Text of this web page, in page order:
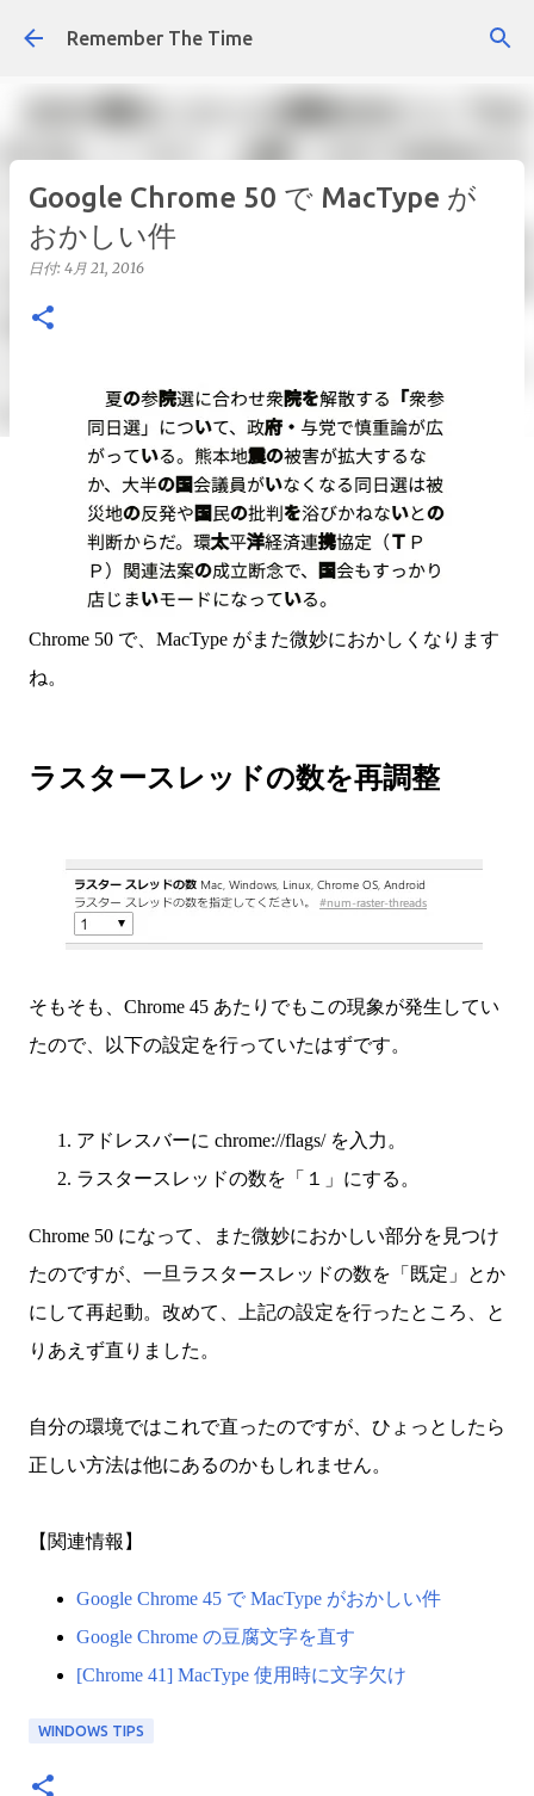
スキップしてメイン コンテンツに移動
Remember The Time
Google Chrome 50 で MacType が
おかしい件
日付: 4月 21, 2016
Chrome 50 で、MacType がまた微妙におかしくなります
ね。
ラスタースレッドの数を再調整
そもそも、Chrome 45 あたりでもこの現象が発生してい
たので、以下の設定を行っていたはずです。
アドレスバーに chrome://flags/ を入力。
ラスタースレッドの数を「１」にする。
Chrome 50 になって、また微妙におかしい部分を見つけ
たのですが、一旦ラスタースレッドの数を「既定」とか
にして再起動。改めて、上記の設定を行ったところ、と
りあえず直りました。
自分の環境ではこれで直ったのですが、ひょっとしたら
正しい方法は他にあるのかもしれません。
【関連情報】
Google Chrome 45 で MacType がおかしい件
Google Chrome の豆腐文字を直す
[Chrome 41] MacType 使用時に文字欠け
WINDOWS TIPS